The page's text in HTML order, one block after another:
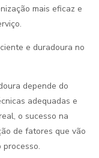
mais eficaz e
e duradoura no
depende do
adequadas e
o sucesso na
de fatores que vão